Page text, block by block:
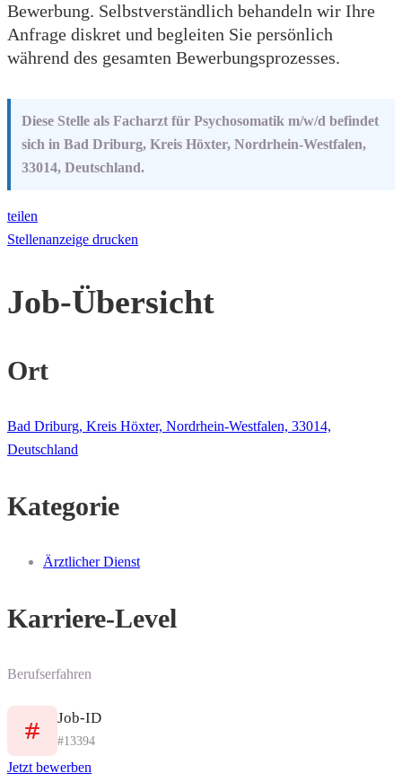
Bewerbung. Selbstverständlich behandeln wir Ihre
Anfrage diskret und begleiten Sie persönlich
während des gesamten Bewerbungsprozesses.
Diese Stelle als Facharzt für Psychosomatik m/w/d befindet
sich in Bad Driburg, Kreis Höxter, Nordrhein-Westfalen,
33014, Deutschland.
teilen
Stellenanzeige drucken
Job-Übersicht
Ort
Bad Driburg, Kreis Höxter, Nordrhein-Westfalen, 33014,
Deutschland
Kategorie
Ärztlicher Dienst
Karriere-Level
Berufserfahren
Job-ID
#13394
Jetzt bewerben